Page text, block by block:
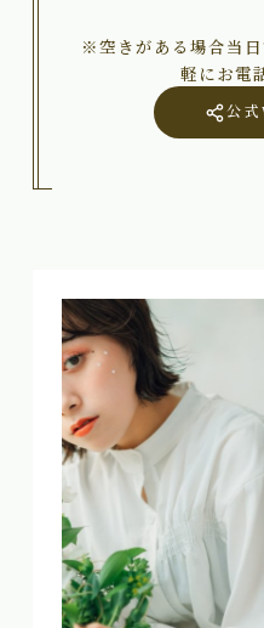
※空きがある場合当
軽にお電
公